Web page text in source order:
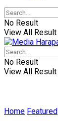
No Result
View All Result
No Result
View All Result
Home Featured